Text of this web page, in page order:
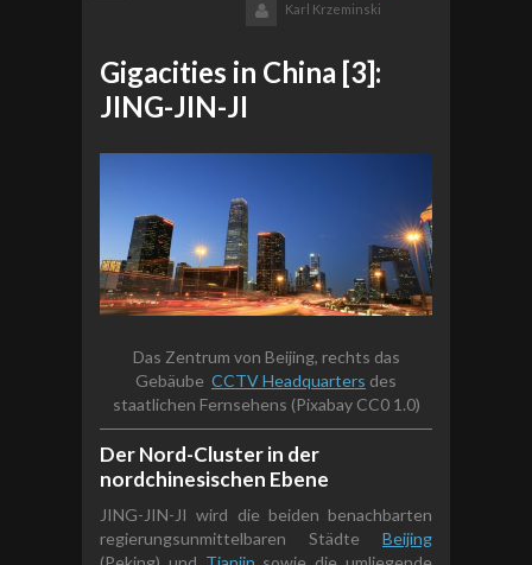
Karl Krzeminski
Gigacities in China [3]:
JING-JIN-JI
Das Zentrum von Beijing, rechts das
Gebäube CCTV Headquarters des
staatlichen Fernsehens (Pixabay CC0 1.0)
Der Nord-Cluster in der
nordchinesischen Ebene
JING-JIN-JI wird die beiden benachbarten
regierungsunmittelbaren Städte Beijing